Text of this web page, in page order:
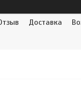
Доставка